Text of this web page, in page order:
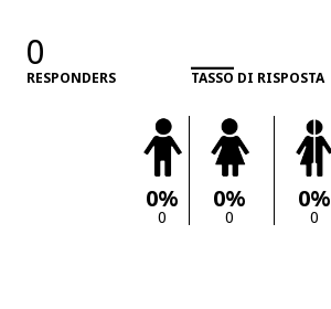
0
RESPONDERS TASSO DI RISPOSTA
0%
0
0%
0
0%
0